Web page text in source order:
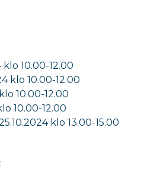
10.00-12.00
klo 10.00-12.00
10.00-12.00
10.00-12.00
klo 13.00-15.00